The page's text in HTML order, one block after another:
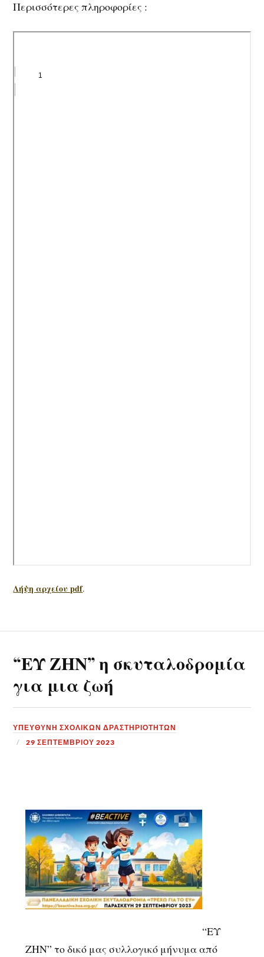
Περισσότερες πληροφορίες :
Λήψη αρχείου pdf.
“ΕΥ ΖΗΝ” η σκυταλοδρομία
για μια ζωή
ΥΠΕΎΘΥΝΗ ΣΧΟΛΙΚΏΝ ΔΡΑΣΤΗΡΙΟΤΉΤΩΝ
29 ΣΕΠΤΕΜΒΡΊΟΥ 2023
“ΕΥ
ΖΗΝ” το δικό μας συλλογικό μήνυμα από